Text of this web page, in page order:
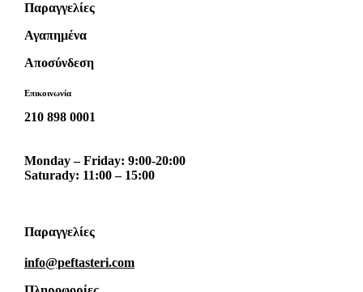
Παραγγελίες
Αγαπημένα
Αποσύνδεση
Επικοινωνία
210 898 0001
Monday – Friday: 9:00-20:00
Saturady: 11:00 – 15:00
Παραγγελίες
info@peftasteri.com